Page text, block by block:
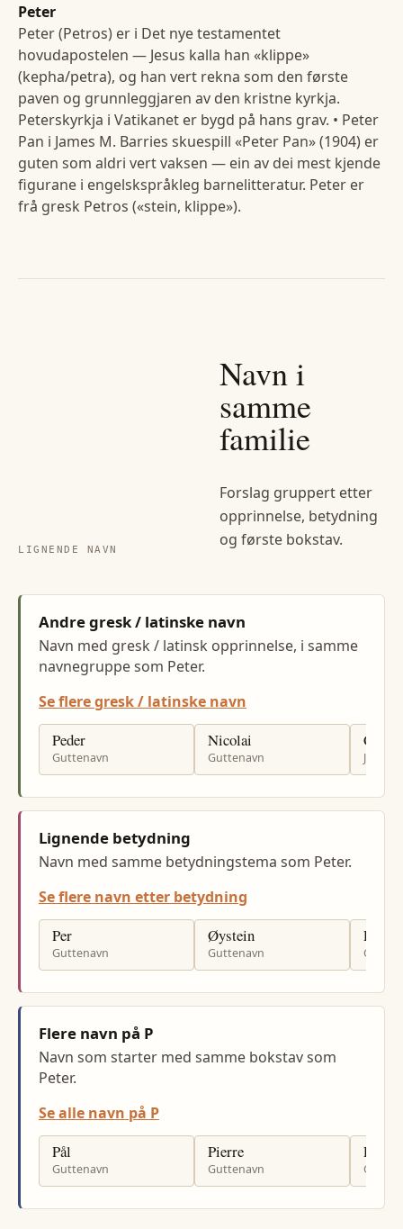
Peter
Peter (Petros) er i Det nye testamentet
hovudapostelen — Jesus kalla han «klippe»
(kepha/petra), og han vert rekna som den første
paven og grunnleggjaren av den kristne kyrkja.
Peterskyrkja i Vatikanet er bygd på hans grav. • Peter
Pan i James M. Barries skuespill «Peter Pan» (1904) er
guten som aldri vert vaksen — ein av dei mest kjende
figurane i engelskspråkleg barnelitteratur. Peter er
frå gresk Petros («stein, klippe»).
LIGNENDE NAVN
Navn i
samme
familie
Forslag gruppert etter
opprinnelse, betydning
og første bokstav.
Andre gresk / latinske navn
Navn med gresk / latinsk opprinnelse, i samme
navnegruppe som Peter.
Se flere gresk / latinske navn
Peder
Guttenavn
Nicolai
Guttenavn
Carina
Lignende betydning
Navn med samme betydningstema som Peter.
Se flere navn etter betydning
Per
Guttenavn
Øystein
Guttenavn
Petter
Flere navn på P
Navn som starter med samme bokstav som
Peter.
Se alle navn på P
Pål
Guttenavn
Pierre
Guttenavn
Per-